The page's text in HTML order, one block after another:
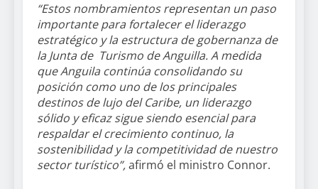
“Estos nombramientos representan un paso
importante para fortalecer el liderazgo
estratégico y la estructura de gobernanza de
la Junta de Turismo de Anguilla. A medida
que Anguila continúa consolidando su
posición como uno de los principales
destinos de lujo del Caribe, un liderazgo
sólido y eficaz sigue siendo esencial para
respaldar el crecimiento continuo, la
sostenibilidad y la competitividad de nuestro
sector turístico”,afirmó el ministro Connor.